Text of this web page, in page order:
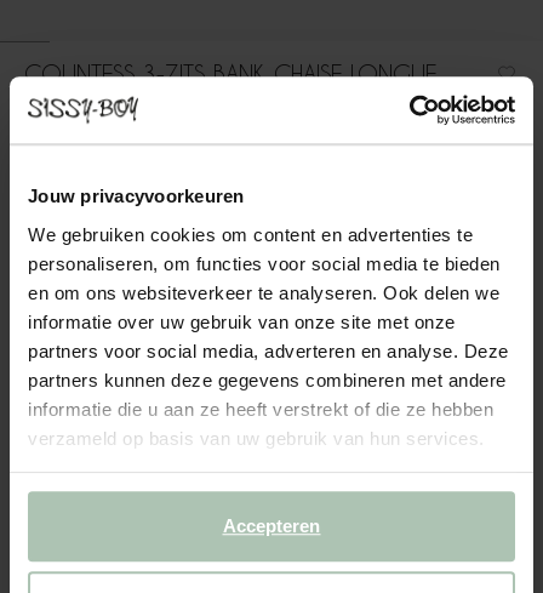
Jouw privacyvoorkeuren
We gebruiken cookies om content en advertenties te
personaliseren, om functies voor social media te bieden
en om ons websiteverkeer te analyseren. Ook delen we
informatie over uw gebruik van onze site met onze
partners voor social media, adverteren en analyse. Deze
partners kunnen deze gegevens combineren met andere
informatie die u aan ze heeft verstrekt of die ze hebben
verzameld op basis van uw gebruik van hun services.
Accepteren
COUNTESS 3-ZITS BANK CHAISE LONGUE
RECHTS ARTIC LICHEN
3-zits chaise longue rechts uit de Countess serie van Sissy-Boy.
De serie bestaat uit zeven modulaire onderdelen, zodat je de
die je hebt. Door de lage zitting geeft de ...
3 zits chaise longue... (1x) + opties
2 Stof: Artic Lichen + kleuropties